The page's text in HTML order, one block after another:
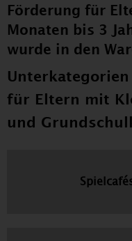
Förderung für
Monaten bis 3
wurde in den
für Eltern mit
und